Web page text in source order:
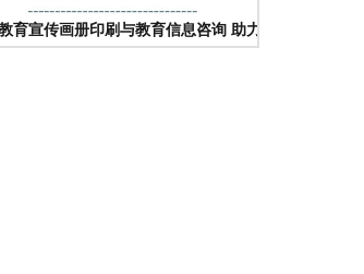
育宣传画册印刷与教育信息咨询 助力品牌与知识双